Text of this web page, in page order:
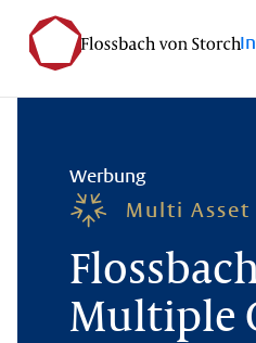
Werbung
Multi Asset
Multiple